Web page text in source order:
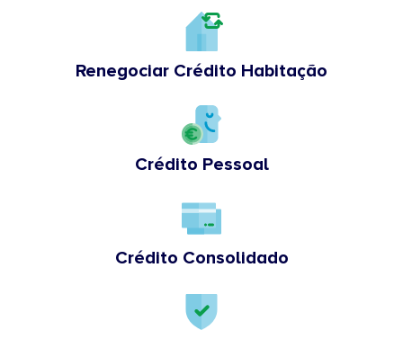
Renegociar Crédito Habitação
Crédito Pessoal
Crédito Consolidado